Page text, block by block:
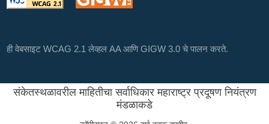
ही वेबसाइट WCAG 2.1 लेव्हल AA आणि GIGW 3.0 चे पालन करते.
संकेतस्थळावरील माहितीचा सर्वाधिकार महाराष्ट्र प्रदूषण नियंत्रण
मंडळाकडे